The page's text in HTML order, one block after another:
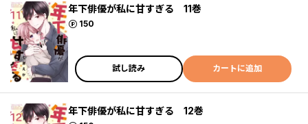
年下俳優が私に甘すぎる 11巻
150
ポイント
試し読み カートに追加
年下俳優が私に甘すぎる 12巻